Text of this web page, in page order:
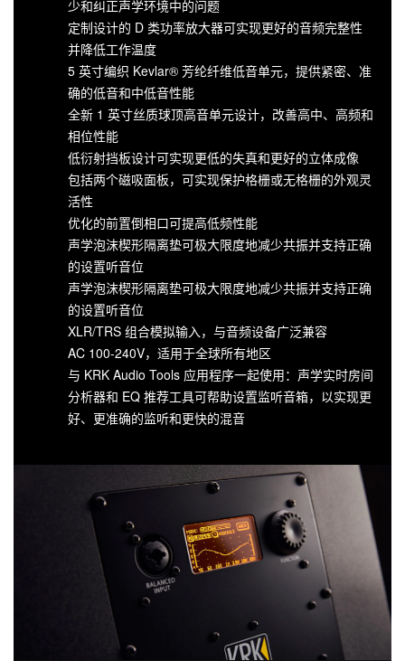
少和纠正声学环境中的问题
定制设计的 D 类功率放大器可实现更好的音频完整性
并降低工作温度
5 英寸编织 Kevlar® 芳纶纤维低音单元，提供紧密、准
确的低音和中低音性能
全新 1 英寸丝质球顶高音单元设计，改善高中、高频和
相位性能
低衍射挡板设计可实现更低的失真和更好的立体成像
包括两个磁吸面板，可实现保护格栅或无格栅的外观灵
活性
优化的前置倒相口可提高低频性能
声学泡沫楔形隔离垫可极大限度地减少共振并支持正确
的设置听音位
声学泡沫楔形隔离垫可极大限度地减少共振并支持正确
的设置听音位
XLR/TRS 组合模拟输入，与音频设备广泛兼容
AC 100-240V，适用于全球所有地区
与 KRK Audio Tools 应用程序一起使用：声学实时房间
分析器和 EQ 推荐工具可帮助设置监听音箱，以实现更
好、更准确的监听和更快的混音